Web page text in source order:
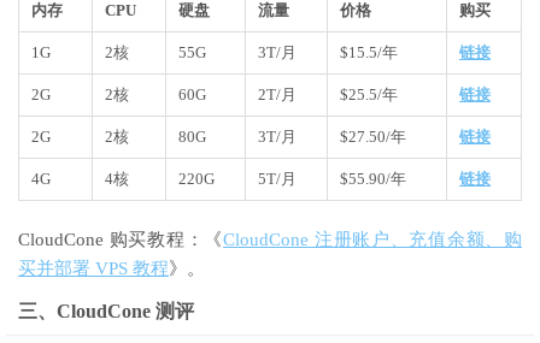
内存 CPU 硬盘 流量 价格 购买
1G 2核 55G 3T/月 $15.5/年 链接
2G 2核 60G 2T/月 $25.5/年 链接
2G 2核 80G 3T/月 $27.50/年 链接
4G 4核 220G 5T/月 $55.90/年 链接
CloudCone 购买教程：《CloudCone 注册账户、充值余额、购
买并部署 VPS 教程》。
三、CloudCone 测评